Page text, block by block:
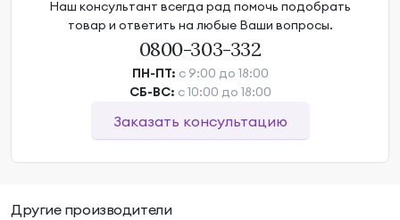
Наш консультант всегда рад помочь подобрать
товар и ответить на любые Ваши вопросы.
0800-303-332
ПН-ПТ: с 9:00 до 18:00
СБ-ВС: с 10:00 до 18:00
Заказать консультацию
Другие производители